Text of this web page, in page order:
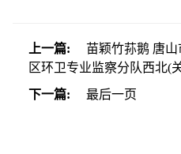
上一篇:
苗颖竹荪鹅 唐
区环卫专业监察分队西北(
建管理监察大队路南区环
下一篇: 最后一页